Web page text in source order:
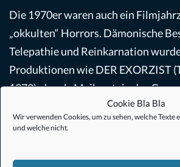
Cookie Bla Bla
Wir verwenden Cookies, um zu sehen, welche Texte
und welche nicht.
Die 1970er waren auch ein
„okkulten“ Horrors. Dämonische
Telepathie und Reinkarnation
Produktionen wie DER EXORZIST
1973), der als Meilenstein des